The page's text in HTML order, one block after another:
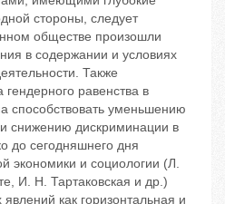
стороны, следует
обществе произошли
в содержании и условиях
Также
равенства в
способствовать уменьшению
снижению дискриминации в
до сегодняшнего дня
экономики и социологии (Л.
И. Н. Тартаковская и др.)
как горизонтальная и